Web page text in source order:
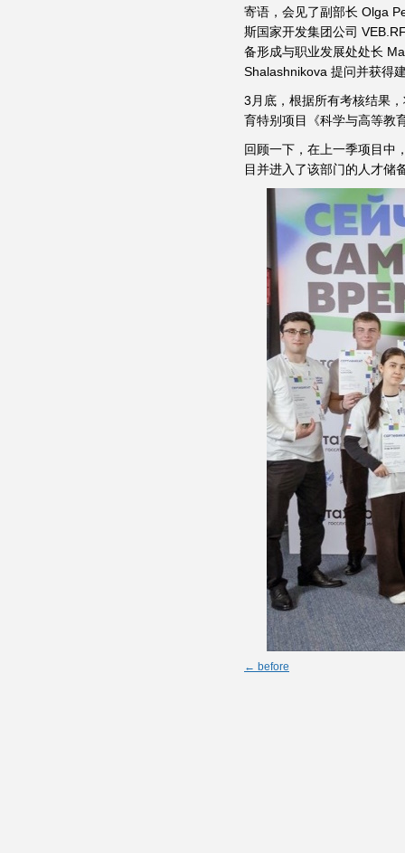
寄语，会见了副部长 Olga
斯国家开发集团公司
备形成与职业发展处处长
Shalashnikova 提问并获得
3月底，根据所有考核结果
育特别项目《科学与高等教
回顾一下，在上一季项目中
目并进入了该部门的人才储
← before